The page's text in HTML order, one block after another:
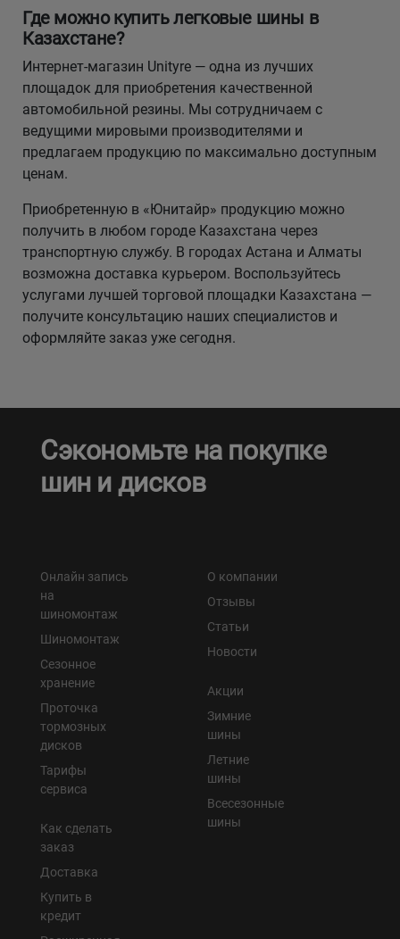
Где можно купить легковые шины в
Казахстане?
Интернет-магазин Unityre — одна из лучших
площадок для приобретения качественной
автомобильной резины. Мы сотрудничаем с
ведущими мировыми производителями и
предлагаем продукцию по максимально доступным
ценам.
Приобретенную в «Юнитайр» продукцию можно
получить в любом городе Казахстана через
транспортную службу. В городах Астана и Алматы
возможна доставка курьером. Воспользуйтесь
услугами лучшей торговой площадки Казахстана —
получите консультацию наших специалистов и
оформляйте заказ уже сегодня.
Сэкономьте на покупке
шин и дисков
Онлайн запись
на
шиномонтаж
Шиномонтаж
Сезонное
хранение
Проточка
тормозных
дисков
Тарифы
сервиса
Как сделать
заказ
Доставка
Купить в
кредит
О компании
Отзывы
Статьи
Новости
Акции
Зимние
шины
Летние
шины
Всесезонные
шины